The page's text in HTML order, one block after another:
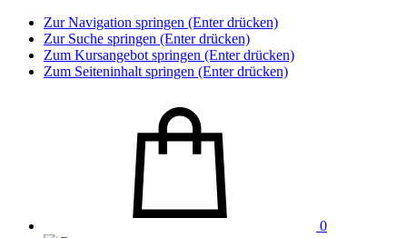
Zur Navigation springen (Enter drücken)
Zur Suche springen (Enter drücken)
Zum Kursangebot springen (Enter drücken)
Zum Seiteninhalt springen (Enter drücken)
0